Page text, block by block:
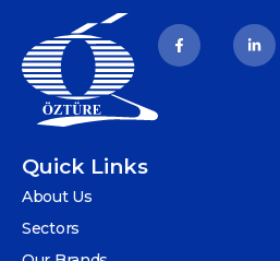
Quick Links
About Us
Sectors